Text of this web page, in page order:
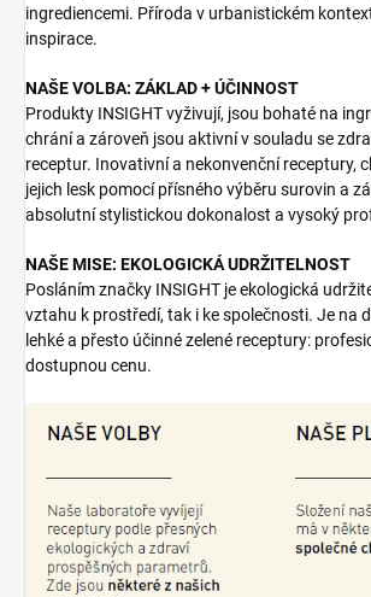
ingrediencemi. Příroda v urbanistickém
inspirace.
NAŠE VOLBA: ZÁKLAD + ÚČINNOST
Produkty INSIGHT vyživují, jsou bohaté na
chrání a zároveň jsou aktivní v souladu se
receptur. Inovativní a nekonvenční receptury,
jejich lesk pomocí přísného výběru surovin a
absolutní stylistickou dokonalost a vysoký
NAŠE MISE: EKOLOGICKÁ UDRŽITELNOST
Posláním značky INSIGHT je ekologická
vztahu k prostředí, tak i ke společnosti. Je na
lehké a přesto účinné zelené receptury:
dostupnou cenu.